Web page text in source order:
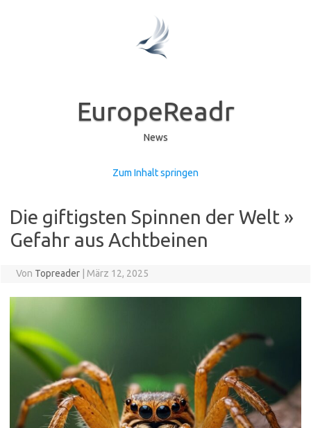
EuropeReadr
News
Zum Inhalt springen
Die giftigsten Spinnen der Welt »
Gefahr aus Achtbeinen
Von Topreader März 12, 2025